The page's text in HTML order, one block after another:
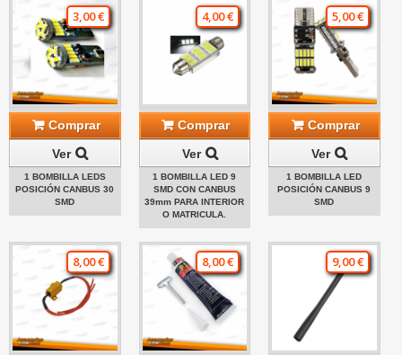
3,00 €
Comprar
Ver
1 BOMBILLA LEDS
POSICIÓN CANBUS 30
SMD
4,00 €
Comprar
Ver
1 BOMBILLA LED 9
SMD CON CANBUS
39mm PARA INTERIOR
O MATRICULA.
5,00 €
Comprar
Ver
1 BOMBILLA LED
POSICIÓN CANBUS 9
SMD
8,00 € 8,00 € 9,00 €